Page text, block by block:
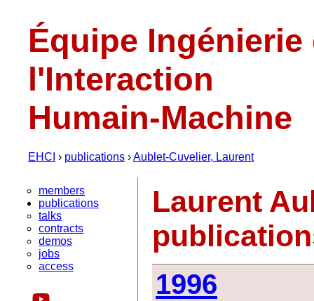
Équipe Ingénierie
l'Interaction
Humain-Machine
EHCI › publications ›Aublet-Cuvelier, Laurent
members
publications
talks
contracts
demos
jobs
access
Laurent
1996